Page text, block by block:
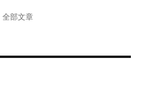
分
全部文章